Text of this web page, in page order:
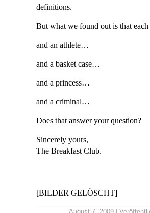
definitions.
But what we found out is that
and an athlete…
and a basket case…
and a princess…
and a criminal…
Does that answer your question?
Sincerely yours,
The Breakfast Club.
[BILDER GELÖSCHT]